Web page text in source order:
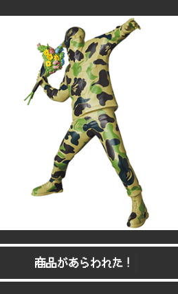
商品があらわれた！